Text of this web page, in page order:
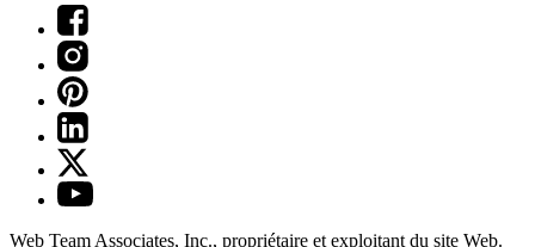
Web Team Associates, Inc., propriétaire et exploitant du site Web.